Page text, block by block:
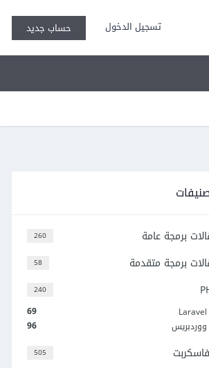
تسجيل الدخول حساب جديد
260 برمجة عامة
58 برمجة متقدمة
240
69
Laravel
96
ووردبريس
505